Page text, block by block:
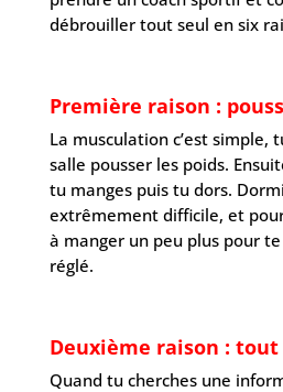
débrouiller tout seul en six
Première raison :
La musculation c’est simple,
salle pousser les poids.
tu manges puis tu dors.
extrêmement difficile, et
à manger un peu plus pour te
réglé.
Deuxième raison :
Quand tu cherches une